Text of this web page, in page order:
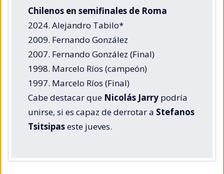
Chilenos en semifinales de Roma
2024. Alejandro Tabilo*
2009. Fernando González
2007. Fernando González (Final)
1998. Marcelo Ríos (campeón)
1997. Marcelo Ríos (Final)
Cabe destacar que Nicolás Jarry podría
unirse, si es capaz de derrotar a Stefanos
Tsitsipaseste jueves.